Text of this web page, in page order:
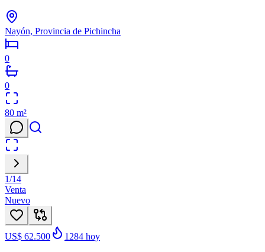
Nayón, Provincia de Pichincha
0
0
80 m²
1/14
Venta
Nuevo
US$ 62.500 1284 hoy